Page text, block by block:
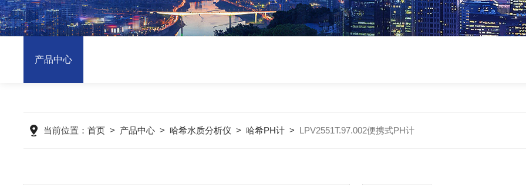
产品中心
当前位置：首页 > 产品中心 > 哈希水质分析仪 > 哈希PH计 > LPV2551T.97.002便携式PH计